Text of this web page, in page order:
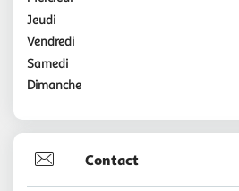
Jeudi
Vendredi
Samedi
Dimanche
Contact